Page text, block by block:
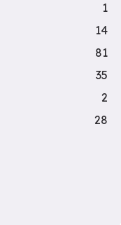
1
14
81
35
2
28